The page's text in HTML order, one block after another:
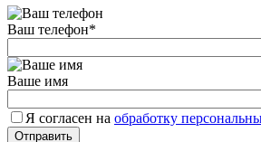
Ваш телефон*
Ваше имя
Я согласен на обработку